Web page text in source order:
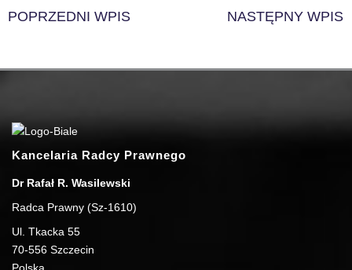
POPRZEDNI WPIS NASTĘPNY WPIS
Kancelaria Radcy Prawnego
Dr Rafał R. Wasilewski
Radca Prawny (Sz-1610)
Ul. Tkacka 55
70-556 Szczecin